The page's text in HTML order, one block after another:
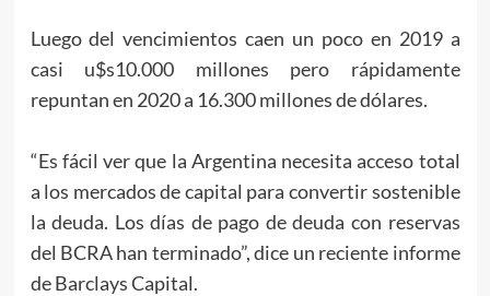
Luego del vencimientos caen un poco en 2019 a
casi u$s10.000 millones pero rápidamente
repuntan en 2020 a 16.300 millones de dólares.
“Es fácil ver que la Argentina necesita acceso total
a los mercados de capital para convertir sostenible
la deuda. Los días de pago de deuda con reservas
del BCRA han terminado”, dice un reciente informe
de Barclays Capital.